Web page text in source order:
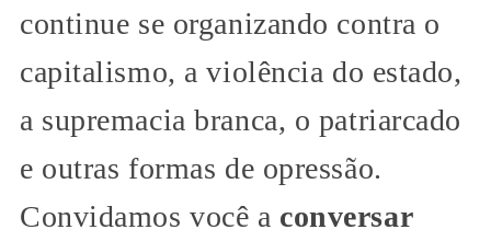
continue se organizando contra o
capitalismo, a violência do estado,
a supremacia branca, o patriarcado
e outras formas de opressão.
Convidamos você a conversar